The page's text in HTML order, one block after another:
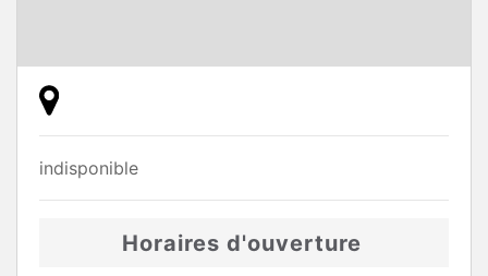
indisponible
Horaires d'ouverture